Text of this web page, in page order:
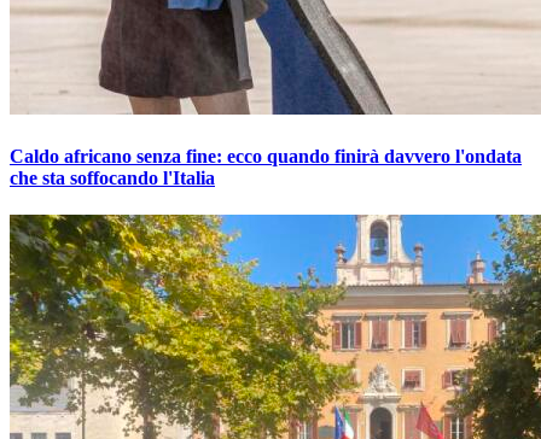
Caldo africano senza fine: ecco quando finirà davvero l'ondata
che sta soffocando l'Italia